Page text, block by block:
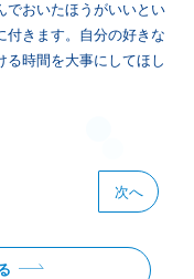
でおいたほうがいいとい
付きます。自分の好きな
る時間を大事にしてほし
次へ